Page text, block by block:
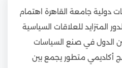
جامعة القاهرة اهتمام
المتزايد للعلاقات السياسية
الدول في صنع السياسات
أكاديمي متطور يجمع بين